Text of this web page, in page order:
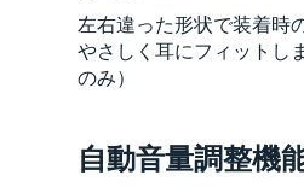
左右違った形状で装着時
やさしく耳にフィットし
のみ）
自動音量調整機